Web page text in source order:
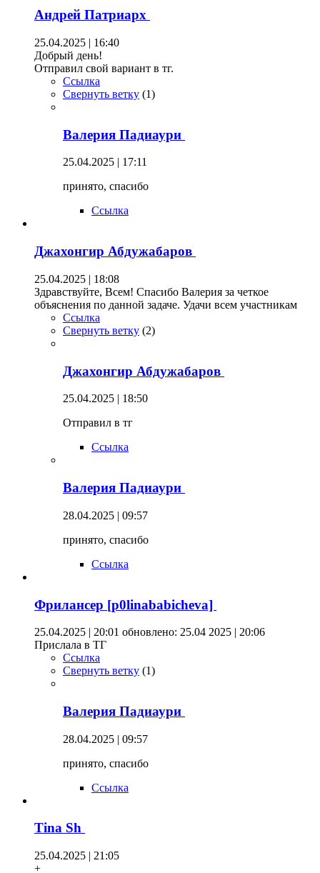
Андрей Патриарх
25.04.2025 | 16:40
Добрый день!
Отправил свой вариант в тг.
Ссылка
Свернуть ветку (1)
Валерия Падиаури
25.04.2025 | 17:11
принято, спасибо
Ссылка
Джахонгир Абдужабаров
25.04.2025 | 18:08
Здравствуйте, Всем! Спасибо Валерия за четкое
объяснения по данной задаче. Удачи всем участникам
Ссылка
Свернуть ветку (2)
Джахонгир Абдужабаров
25.04.2025 | 18:50
Отправил в тг
Ссылка
Валерия Падиаури
28.04.2025 | 09:57
принято, спасибо
Ссылка
Фрилансер [p0linababicheva]
25.04.2025 | 20:01 обновлено: 25.04 2025 | 20:06
Прислала в ТГ
Ссылка
Свернуть ветку (1)
Валерия Падиаури
28.04.2025 | 09:57
принято, спасибо
Ссылка
Tina Sh
25.04.2025 | 21:05
+